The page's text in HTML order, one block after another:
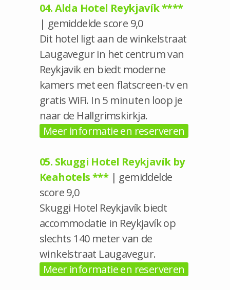
04. Alda Hotel Reykjavík ****
| gemiddelde score 9,0
Dit hotel ligt aan de winkelstraat
Laugavegur in het centrum van
Reykjavik en biedt moderne
kamers met een flatscreen-tv en
gratis WiFi. In 5 minuten loop je
naar de Hallgrimskirkja.
Meer informatie en reserveren
05. Skuggi Hotel Reykjavík by
Keahotels ***| gemiddelde
score 9,0
Skuggi Hotel Reykjavík biedt
accommodatie in Reykjavík op
slechts 140 meter van de
winkelstraat Laugavegur.
Meer informatie en reserveren